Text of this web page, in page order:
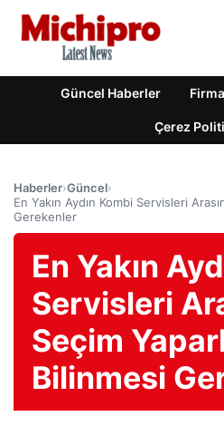
Güncel Haberler
Çerez
Haberler›Güncel›
En Yakın Aydın Kombi Servisleri
Gerekenler
En Yakın
Servisleri
Seçim
Bilinmesi